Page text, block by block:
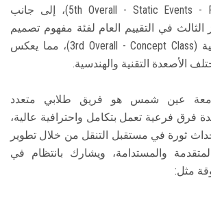
ذاتية القيادة (5th Overall - Static Events - FS-AI)، إلى جانب
في التقييم العام لفئة مفهوم تصميم
سيارة سباق كهربائية (3rd Overall - Concept Class)، مما يعكس
الأصعدة التقنية والهندسية.
عين شمس هو فريق طلابي متعدد
فرق فرعية تعمل بتكامل واحترافية عالية،
ثورة في مستقبل التنقل من خلال تطوير
والمستدامة، ويشارك بانتظام في
مثل: